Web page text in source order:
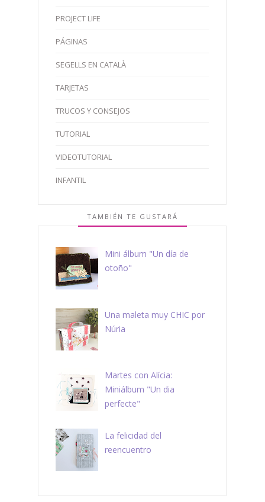
PROJECT LIFE
PÁGINAS
SEGELLS EN CATALÀ
TARJETAS
TRUCOS Y CONSEJOS
TUTORIAL
VIDEOTUTORIAL
INFANTIL
TAMBIÉN TE GUSTARÁ
Mini álbum "Un día de
otoño"
Una maleta muy CHIC por
Núria
Martes con Alícia:
Miniálbum "Un dia
perfecte"
La felicidad del
reencuentro